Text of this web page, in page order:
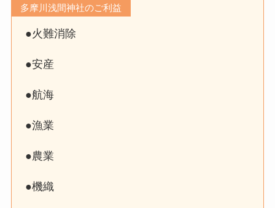
多摩川浅間神社のご利益
●火難消除
●安産
●航海
●漁業
●農業
●機織